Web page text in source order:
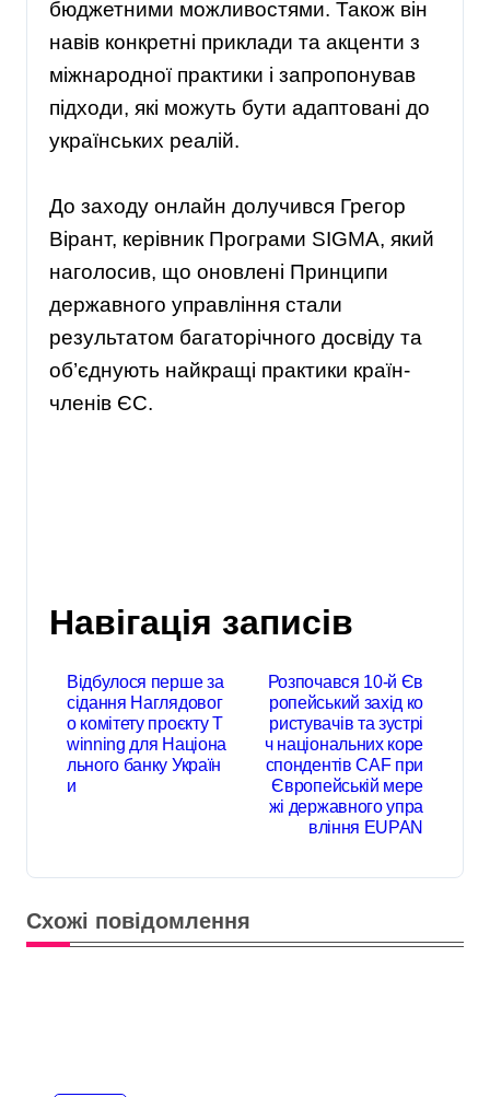
бюджетними можливостями. Також він
навів конкретні приклади та акценти з
міжнародної практики і запропонував
підходи, які можуть бути адаптовані до
українських реалій.
До заходу онлайн долучився Грегор
Вірант, керівник Програми SIGMA, який
наголосив, що оновлені Принципи
державного управління стали
результатом багаторічного досвіду та
об’єднують найкращі практики країн-
членів ЄС.
Навігація записів
Відбулося перше за
сідання Наглядовог
о комітету проєкту T
winning для Націона
льного банку Україн
и
Розпочався 10-й Єв
ропейський захід ко
ристувачів та зустрі
ч національних коре
спондентів CAF при
Європейській мере
жі державного упра
вління EUPAN
Схожі повідомлення